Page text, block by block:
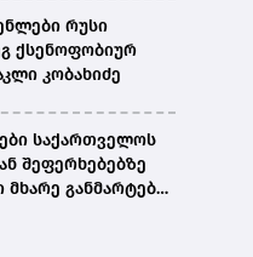
რუსი
ქსენოფობიურ
კობახიძე
საქართველოს
შეფერხებებზე
განმარტებას